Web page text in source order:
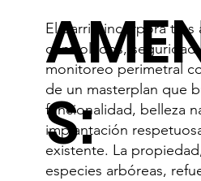
S:
El barrio incorpora tres
controlados, seguridad
monitoreo perimetral
de un masterplan que
funcionalidad, belleza
implantación
existente. La
especies arbóreas,